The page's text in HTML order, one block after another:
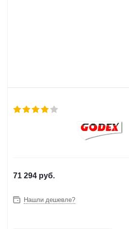
71 294 руб.
Нашли дешевле?